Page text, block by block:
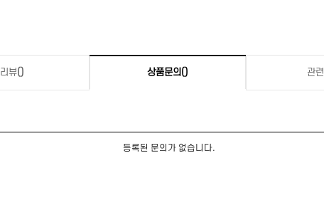
리뷰() 상품문의 () 관
등록된 문의가 없습니다.